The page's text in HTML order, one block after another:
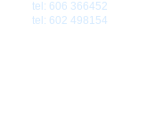
tel: 606 366452
tel: 602 498154